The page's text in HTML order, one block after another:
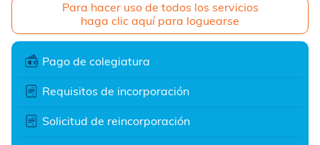
Para hacer uso de todos los servicios
haga clic aquí para loguearse
Pago de colegiatura
Requisitos de incorporación
Solicitud de reincorporación